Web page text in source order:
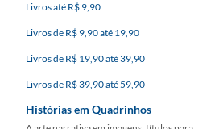
Livros até R$ 9,90
Livros de R$ 9,90 até 19,90
Livros de R$ 19,90 até 39,90
Livros de R$ 39,90 até 59,90
Histórias em Quadrinhos